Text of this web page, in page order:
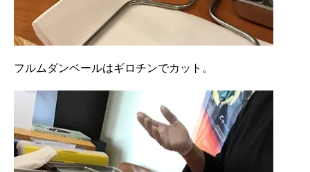
フルムダンベールはギロチンでカット。